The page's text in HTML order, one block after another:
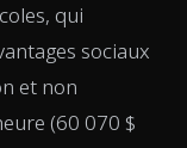
qui
sociaux
et non
(60 070 $